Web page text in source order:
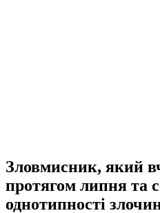
Зловмисник, який
протягом липня та
однотипності